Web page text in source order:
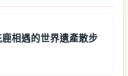
相遇的世界遺產散步